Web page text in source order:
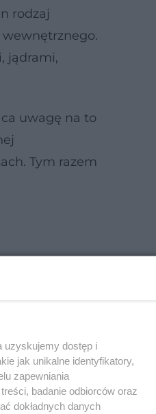
rodzaj
jądrami,
uwagę na to
Tym razem
uzyskujemy dostęp i
jak unikalne identyfikatory,
zapewniania
badanie odbiorców oraz
dokładnych danych